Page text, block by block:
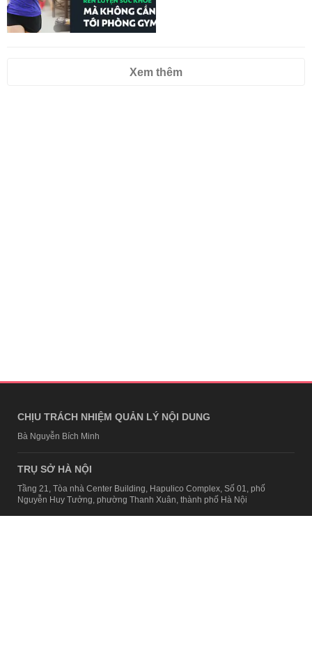
Xem thêm
CHỊU TRÁCH NHIỆM QUẢN LÝ NỘI DUNG
Bà Nguyễn Bích Minh
TRỤ SỞ HÀ NỘI
Tầng 21, Tòa nhà Center Building, Hapulico Complex, Số 01, phố
Nguyễn Huy Tưởng, phường Thanh Xuân, thành phố Hà Nội